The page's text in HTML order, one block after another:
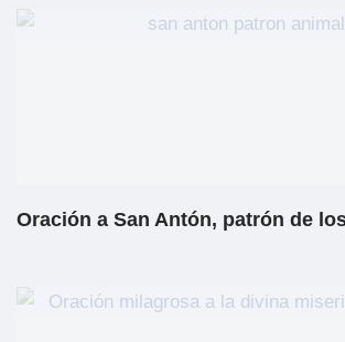
Oración a San Antón, patrón de